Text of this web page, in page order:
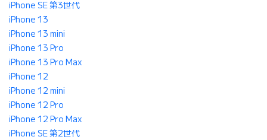
iPhone SE 第3世代
iPhone 13
iPhone 13 mini
iPhone 13 Pro
iPhone 13 Pro Max
iPhone 12
iPhone 12 mini
iPhone 12 Pro
iPhone 12 Pro Max
iPhone SE 第2世代